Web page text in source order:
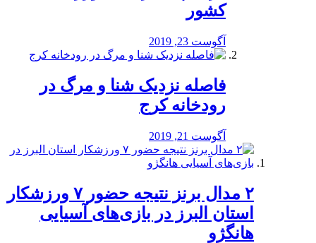
کشور
آگوست 23, 2019
️فاصله نزدیک شنا و مرگ در
رودخانه کرج
آگوست 21, 2019
۲ مدال برنز نتیجه حضور ۷ ورزشکار
استان البرز در بازی‌های آسیایی
هانگژو